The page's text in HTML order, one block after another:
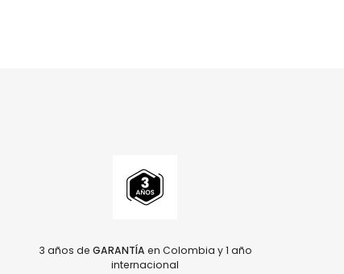
3 años de GARANTÍA en Colombia y 1 año
internacional